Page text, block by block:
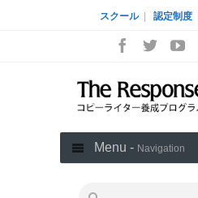
スクール 認定制度
Menu - Navigation